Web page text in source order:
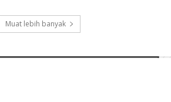
Muat lebih banyak